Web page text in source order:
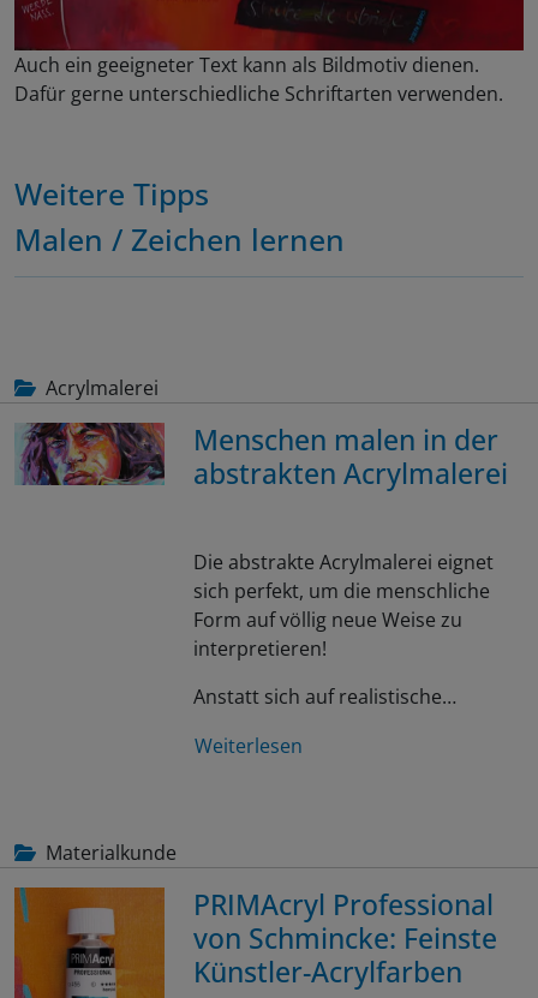
Auch ein geeigneter Text kann als Bildmotiv dienen.
Dafür gerne unterschiedliche Schriftarten verwenden.
Weitere Tipps
Malen / Zeichen lernen
Acrylmalerei
Menschen malen in der
abstrakten Acrylmalerei
Die abstrakte Acrylmalerei eignet
sich perfekt, um die menschliche
Form auf völlig neue Weise zu
interpretieren!
Anstatt sich auf realistische…
Weiterlesen
Materialkunde
PRIMAcryl Professional
von Schmincke: Feinste
Künstler-Acrylfarben